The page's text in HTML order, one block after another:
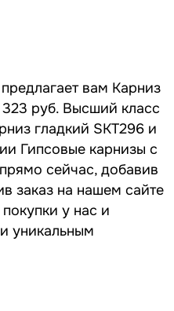
вам Карниз
323 руб. Высший класс
гладкий SKT296 и
Гипсовые карнизы с
сейчас, добавив
заказ на нашем сайте
у нас и
уникальным